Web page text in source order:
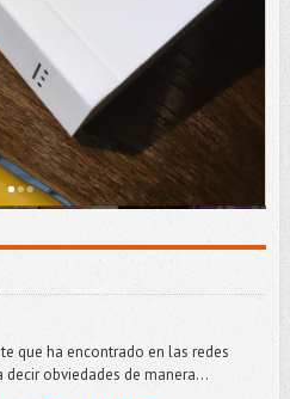
que ha encontrado en las redes
obviedades de manera...